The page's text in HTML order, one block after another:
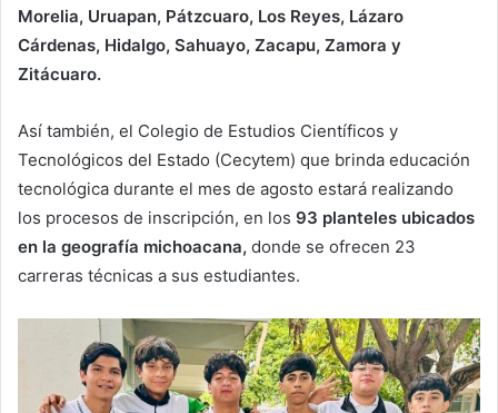
Morelia, Uruapan, Pátzcuaro, Los Reyes, Lázaro
Cárdenas, Hidalgo, Sahuayo, Zacapu, Zamora y
Zitácuaro.
Así también, el Colegio de Estudios Científicos y
Tecnológicos del Estado (Cecytem) que brinda educación
tecnológica durante el mes de agosto estará realizando
los procesos de inscripción, en los 93 planteles ubicados
en la geografía michoacana, donde se ofrecen 23
carreras técnicas a sus estudiantes.